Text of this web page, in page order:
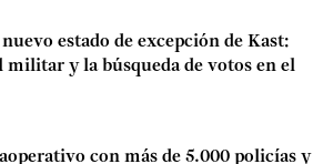
estado de excepción de Kast:
militar y la búsqueda de votos en el
con más de 5.000 policías y